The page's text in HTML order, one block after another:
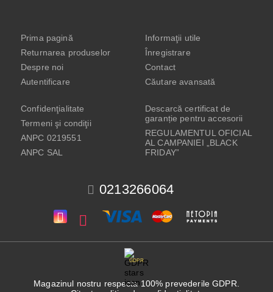
0213266064
Prima pagină
Returnarea produselor
Despre noi
Autentificare
Informaţii utile
Înregistrare
Contact
Căutare avansată
Confidenţialitate
Termeni şi condiţii
ANPC 0219551
ANPC SAL
Descarcă certificat de
garanție pentru accesorii
REGULAMENTUL OFICIAL
AL CAMPANIEI „BLACK
FRIDAY”
GDPR
Magazinul nostru respecta 100% prevederile GDPR.